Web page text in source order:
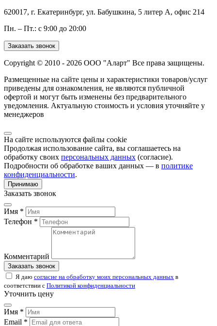
620017, г. Екатеринбург, ул. Бабушкина, 5 литер А, офис 214
Пн. – Пт.: с 9:00 до 20:00
Заказать звонок
Copyright © 2010 - 2026 ООО "Аларт" Все права защищены.
Размещенные на сайте цены и характеристики товаров/услуг
приведены для ознакомления, не являются публичной
офертой и могут быть изменены без предварительного
уведомления. Актуальную стоимость и условия уточняйте у
менеджеров
На сайте используются файлы cookie
Продолжая использование сайта, вы соглашаетесь на
обработку своих персональных данных (согласие).
Подробности об обработке ваших данных — в политике
конфиденциальности.
Принимаю
Заказать звонок
Имя *
Телефон *
Комментарий
Заказать звонок
Я даю согласие на обработку моих персональных данных в
соответствии с Политикой конфиденциальности
Уточнить цену
Имя *
Email *